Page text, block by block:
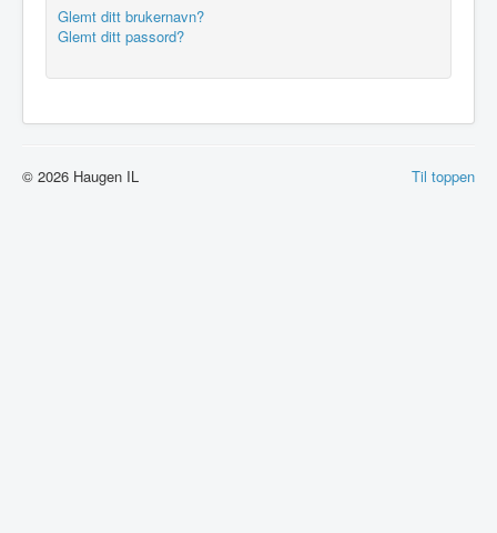
Glemt ditt brukernavn?
Glemt ditt passord?
Til toppen
© 2026 Haugen IL